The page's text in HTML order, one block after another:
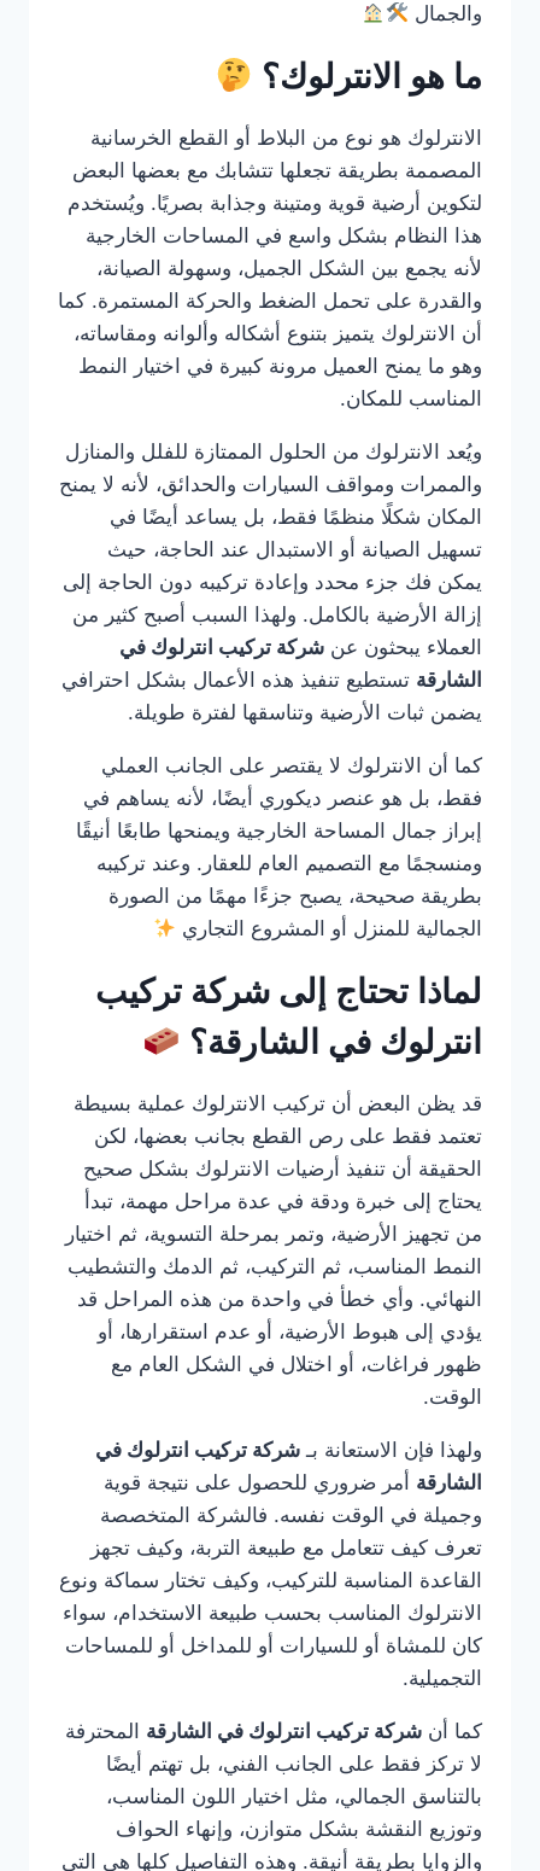
والجمال
ما هو الانترلوك؟
الانترلوك هو نوع من البلاط أو القطع الخرسانية
المصممة بطريقة تجعلها تتشابك مع بعضها البعض
لتكوين أرضية قوية ومتينة وجذابة بصريًا. ويُستخدم
هذا النظام بشكل واسع في المساحات الخارجية
لأنه يجمع بين الشكل الجميل، وسهولة الصيانة،
والقدرة على تحمل الضغط والحركة المستمرة. كما
أن الانترلوك يتميز بتنوع أشكاله وألوانه ومقاساته،
وهو ما يمنح العميل مرونة كبيرة في اختيار النمط
المناسب للمكان.
ويُعد الانترلوك من الحلول الممتازة للفلل والمنازل
والممرات ومواقف السيارات والحدائق، لأنه لا يمنح
المكان شكلًا منظمًا فقط، بل يساعد أيضًا في
تسهيل الصيانة أو الاستبدال عند الحاجة، حيث
يمكن فك جزء محدد وإعادة تركيبه دون الحاجة إلى
إزالة الأرضية بالكامل. ولهذا السبب أصبح كثير من
العملاء يبحثون عن شركة تركيب انترلوك في
الشارقة تستطيع تنفيذ هذه الأعمال بشكل احترافي
يضمن ثبات الأرضية وتناسقها لفترة طويلة.
كما أن الانترلوك لا يقتصر على الجانب العملي
فقط، بل هو عنصر ديكوري أيضًا، لأنه يساهم في
إبراز جمال المساحة الخارجية ويمنحها طابعًا أنيقًا
ومنسجمًا مع التصميم العام للعقار. وعند تركيبه
بطريقة صحيحة، يصبح جزءًا مهمًا من الصورة
الجمالية للمنزل أو المشروع التجاري
لماذا تحتاج إلى شركة تركيب
انترلوك في الشارقة؟
قد يظن البعض أن تركيب الانترلوك عملية بسيطة
تعتمد فقط على رص القطع بجانب بعضها، لكن
الحقيقة أن تنفيذ أرضيات الانترلوك بشكل صحيح
يحتاج إلى خبرة ودقة في عدة مراحل مهمة، تبدأ
من تجهيز الأرضية، وتمر بمرحلة التسوية، ثم اختيار
النمط المناسب، ثم التركيب، ثم الدمك والتشطيب
النهائي. وأي خطأ في واحدة من هذه المراحل قد
يؤدي إلى هبوط الأرضية، أو عدم استقرارها، أو
ظهور فراغات، أو اختلال في الشكل العام مع
الوقت.
ولهذا فإن الاستعانة بـ شركة تركيب انترلوك في
الشارقة أمر ضروري للحصول على نتيجة قوية
وجميلة في الوقت نفسه. فالشركة المتخصصة
تعرف كيف تتعامل مع طبيعة التربة، وكيف تجهز
القاعدة المناسبة للتركيب، وكيف تختار سماكة ونوع
الانترلوك المناسب بحسب طبيعة الاستخدام، سواء
كان للمشاة أو للسيارات أو للمداخل أو للمساحات
التجميلية.
كما أن شركة تركيب انترلوك في الشارقة المحترفة
لا تركز فقط على الجانب الفني، بل تهتم أيضًا
بالتناسق الجمالي، مثل اختيار اللون المناسب،
وتوزيع النقشة بشكل متوازن، وإنهاء الحواف
والزوايا بطريقة أنيقة. وهذه التفاصيل كلها هي التي